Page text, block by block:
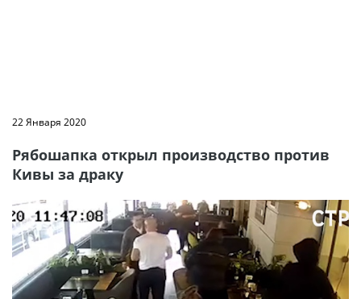
22 Января 2020
Рябошапка открыл производство против
Кивы за драку